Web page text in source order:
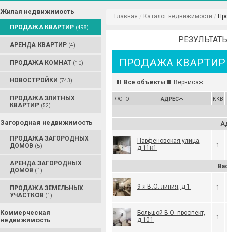
Жилая недвижимость
ПРОДАЖА КВАРТИР (498)
АРЕНДА КВАРТИР (4)
ПРОДАЖА КОМНАТ (10)
НОВОСТРОЙКИ (743)
ПРОДАЖА ЭЛИТНЫХ
КВАРТИР (52)
Загородная недвижимость
ПРОДАЖА ЗАГОРОДНЫХ
ДОМОВ (5)
АРЕНДА ЗАГОРОДНЫХ
ДОМОВ (1)
ПРОДАЖА ЗЕМЕЛЬНЫХ
УЧАСТКОВ (1)
Коммерческая
недвижимость
Главная / Каталог недвижимости /
ПРОДАЖА КВАРТИР
Все объекты Вернисаж
ФОТО АДРЕС ККВ
Парфёновская улица,
д.11к1
1
9-я В.О. линия, д.1 1
Большой В.О. проспект,
д.101
1